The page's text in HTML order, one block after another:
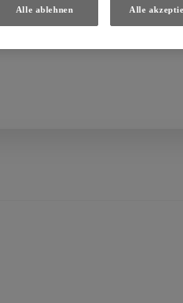
Alle ablehnen Alle